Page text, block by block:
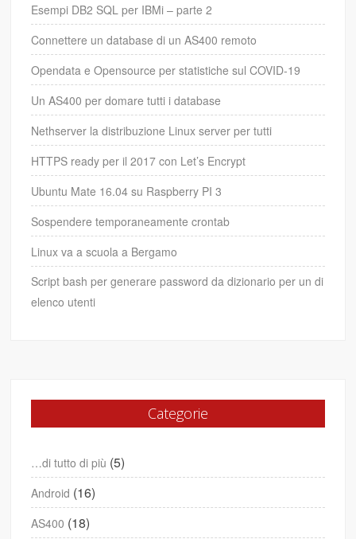
Esempi DB2 SQL per IBMi – parte 2
Connettere un database di un AS400 remoto
Opendata e Opensource per statistiche sul COVID-19
Un AS400 per domare tutti i database
Nethserver la distribuzione Linux server per tutti
HTTPS ready per il 2017 con Let’s Encrypt
Ubuntu Mate 16.04 su Raspberry PI 3
Sospendere temporaneamente crontab
Linux va a scuola a Bergamo
Script bash per generare password da dizionario per un di
elenco utenti
Categorie
…di tutto di più (5)
Android (16)
AS400 (18)